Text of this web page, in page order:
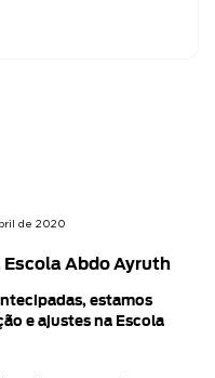
de 2020
Escola Abdo Ayruth
estamos
e ajustes na Escola